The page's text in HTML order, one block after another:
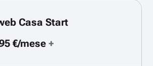
Casa Start
€/mese+